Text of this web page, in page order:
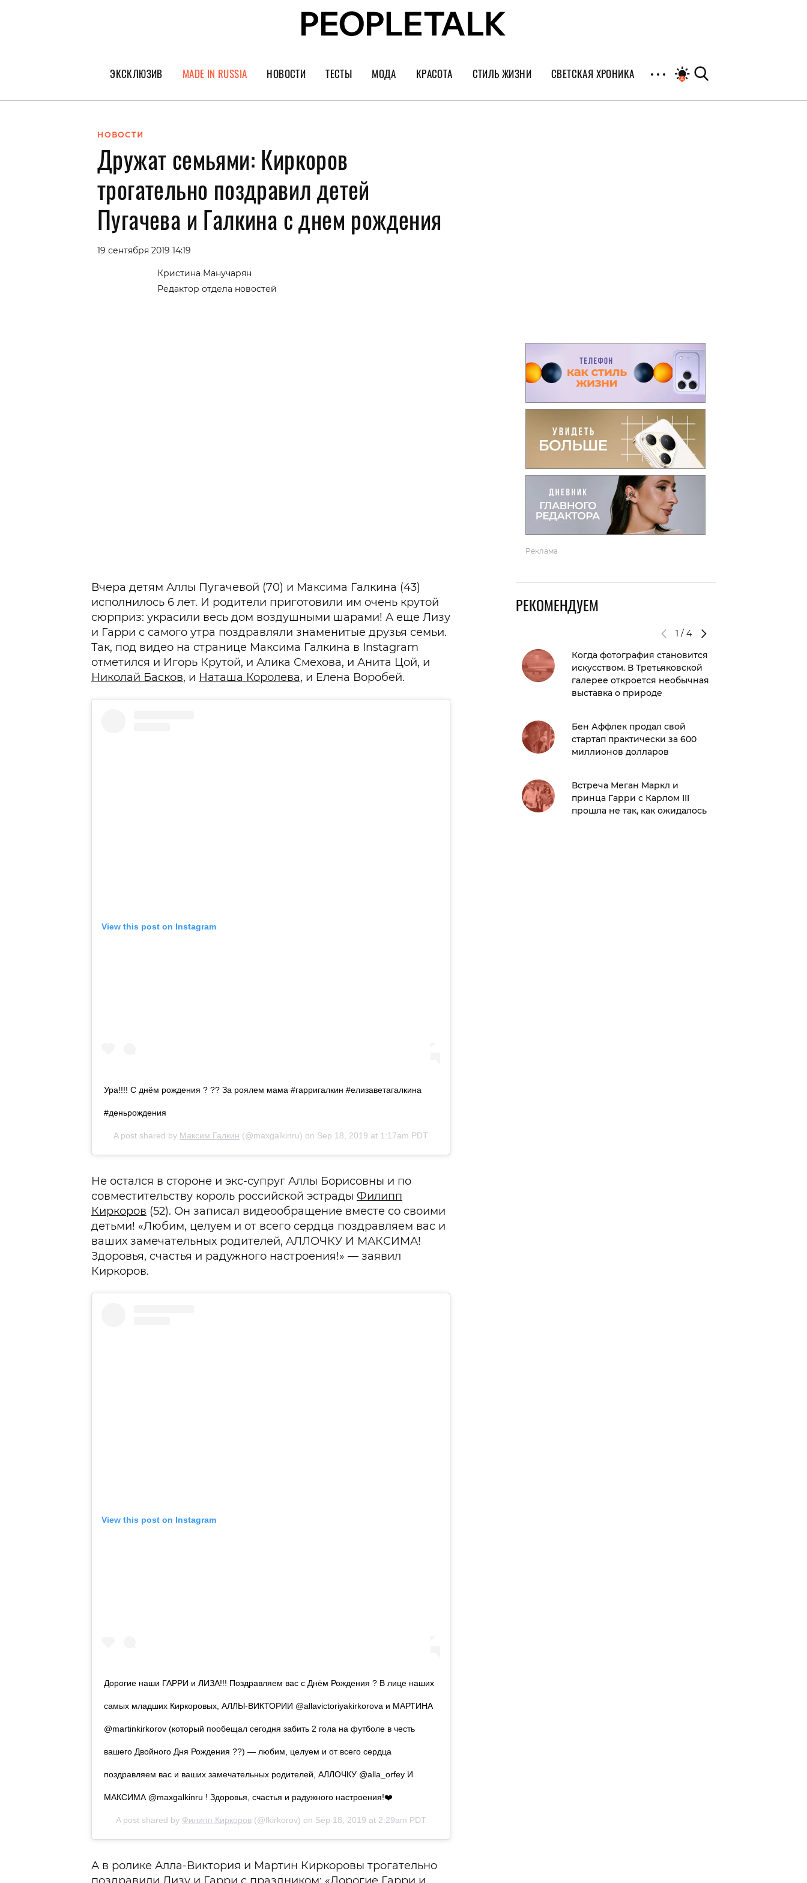
ЭКСКЛЮЗИВ
ГЕРОИ PEOPLETALK
ПОКОЛЕНИЕ
MADE IN RUSSIA НОВОСТИ ТЕСТЫ МОДА
Тренды
КРАСОТА
Уход за лицом
Диеты
СТИЛЬ ЖИЗНИ
Культура
СВЕТСКАЯ ХРОНИКА
НОВОСТИ
Дружат семьями: Киркоров
трогательно поздравил детей
Пугачева и Галкина с днем рождения
19 сентября 2019 14:19
Кристина Манучарян
Редактор отдела новостей
Вчера детям Аллы Пугачевой (70) и Максима Галкина (43)
исполнилось 6 лет. И родители приготовили им очень крутой
сюрприз: украсили весь дом воздушными шарами! А еще Лизу
и Гарри с самого утра поздравляли знаменитые друзья семьи.
Так, под видео на странице Максима Галкина в Instagram
отметился и Игорь Крутой, и Алика Смехова, и Анита Цой, и
Николай Басков, и Наташа Королева, и Елена Воробей.
View this post on Instagram
Ура!!!! С днём рождения ? ?? За роялем мама #гарригалкин #елизаветагалкина
#деньрождения
A post shared by Максим Галкин (@maxgalkinru) on Sep 18, 2019 at 1:17am PDT
Не остался в стороне и экс-супруг Аллы Борисовны и по
совместительству король российской эстрады Филипп
Киркоров (52). Он записал видеообращение вместе со своими
детьми! «Любим, целуем и от всего сердца поздравляем вас и
ваших замечательных родителей, АЛЛОЧКУ И МАКСИМА!
Здоровья, счастья и радужного настроения!» — заявил
Киркоров.
View this post on Instagram
Дорогие наши ГАРРИ и ЛИЗА!!! Поздравляем вас с Днём Рождения ? В лице наших
самых младших Киркоровых, АЛЛЫ-ВИКТОРИИ @allavictoriyakirkorova и МАРТИНА
@martinkirkorov (который пообещал сегодня забить 2 гола на футболе в честь
вашего Двойного Дня Рождения ??) — любим, целуем и от всего сердца
поздравляем вас и ваших замечательных родителей, АЛЛОЧКУ @alla_orfey И
МАКСИМА @maxgalkinru ! Здоровья, счастья и радужного настроения!❤️
A post shared by Филипп Киркоров(@fkirkorov) on Sep 18, 2019 at 2:29am PDT
А в ролике Алла-Виктория и Мартин Киркоровы трогательно
Реклама
РЕКОМЕНДУЕМ
1 /4
Когда фотография становится
искусством. В Третьяковской
галерее откроется необычная
выставка о природе
Бен Аффлек продал свой
стартап практически за 600
миллионов долларов
Встреча Меган Маркл и
принца Гарри с Карлом III
прошла не так, как ожидалось